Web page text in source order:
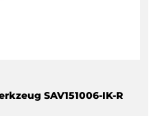
SAV151006-IK-R